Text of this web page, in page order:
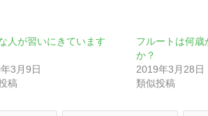
人が習いにきています
3月9日
稿
フルートは何歳
か？
2019年3月28日
類似投稿